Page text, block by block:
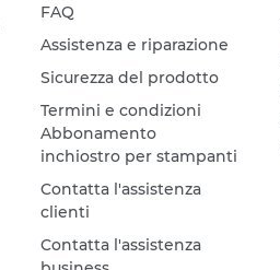
FAQ
Assistenza e riparazione
Sicurezza del prodotto
Termini e condizioni
Abbonamento
inchiostro per stampanti
Contatta l'assistenza
clienti
Contatta l'assistenza